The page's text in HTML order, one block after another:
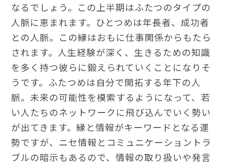
なるでしょう。この上半期はふたつのタイプの
人脈に恵まれます。ひとつめは年長者、成功者
との人脈。この縁はおもに仕事関係からもたら
されます。人生経験が深く、生きるための知識
を多く持つ彼らに鍛えられていくことになりそ
うです。ふたつめは自分で開拓する年下の人
脈。未来の可能性を模索するようになって、若
い人たちのネットワークに飛び込んでいく勢い
が出てきます。縁と情報がキーワードとなる運
勢ですが、ニセ情報とコミュニケーショントラ
ブルの暗示もあるので、情報の取り扱いや発言